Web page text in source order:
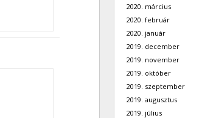
2020. március
2020. február
2020. január
2019. december
2019. november
2019. október
2019. szeptember
2019. augusztus
2019. július